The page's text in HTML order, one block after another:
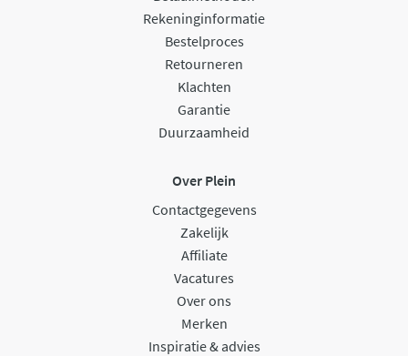
Rekeninginformatie
Bestelproces
Retourneren
Klachten
Garantie
Duurzaamheid
Over Plein
Contactgegevens
Zakelijk
Affiliate
Vacatures
Over ons
Merken
Inspiratie & advies